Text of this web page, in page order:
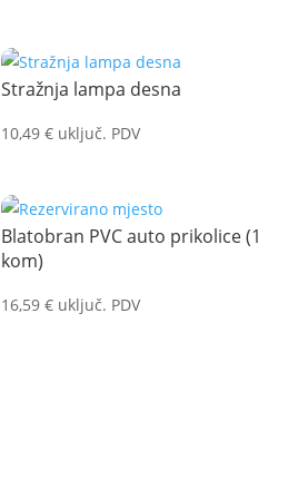
Stražnja lampa desna
10,49€ uključ. PDV
Blatobran PVC auto prikolice (1
kom)
16,59€ uključ. PDV